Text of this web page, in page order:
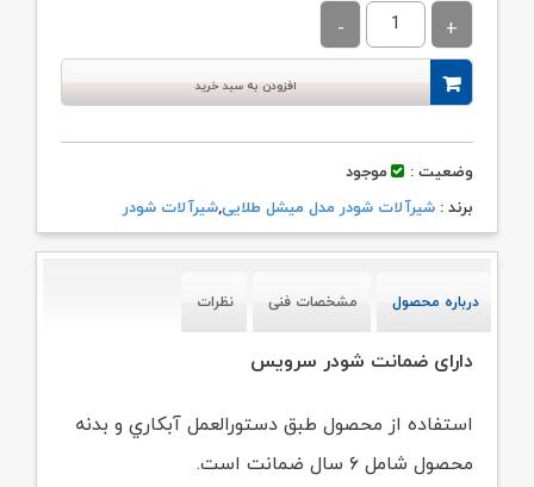
افزودن به سبد خرید
وضعیت :
موجود
برند : شیرآلات شودر مدل میشل طلایی,شیرآلات شودر
درباره محصول مشخصات فنی نظرات
دارای ضمانت شودر سرویس
استفاده از محصول طبق دستورالعمل آبکاري و بدنه
محصول شامل ۶ سال ضمانت است.